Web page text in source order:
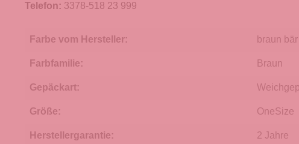
Telefon: 3378-518 23 999
Farbe vom Hersteller: braun bär
Farbfamilie: Braun
Gepäckart:
Größe: OneSize
Herstellergarantie: 2 Jahre